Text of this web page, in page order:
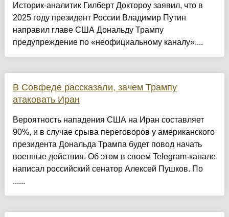
Историк-аналитик Гилберт Доктороу заявил, что в
2025 году президент России Владимир Путин
направил главе США Дональду Трампу
предупреждение по «неофициальному каналу»....
В Совфеде рассказали, зачем Трампу
атаковать Иран
Вероятность нападения США на Иран составляет
90%, и в случае срыва переговоров у американского
президента Дональда Трампа будет повод начать
военные действия. Об этом в своем Telegram-канале
написал российский сенатор Алексей Пушков. По
......